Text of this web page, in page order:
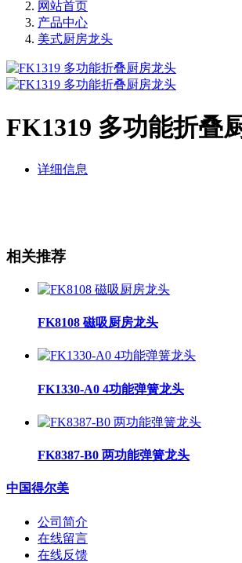
网站首页
产品中心
美式厨房龙头
FK1319 多功能折叠
详细信息
相关推荐
FK8108 磁吸厨房龙头
FK1330-A0 4功能弹簧龙头
FK8387-B0 两功能弹簧龙头
中国得尔美
公司简介
在线留言
在线反馈